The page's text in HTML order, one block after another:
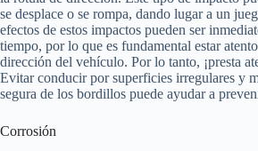
se desplace o se rompa, dando lugar a un
efectos de estos impactos pueden ser
tiempo, por lo que es fundamental estar
dirección del vehículo. Por lo tanto, ¡presta
Evitar conducir por superficies irregulares y
segura de los bordillos puede ayudar a
Corrosión